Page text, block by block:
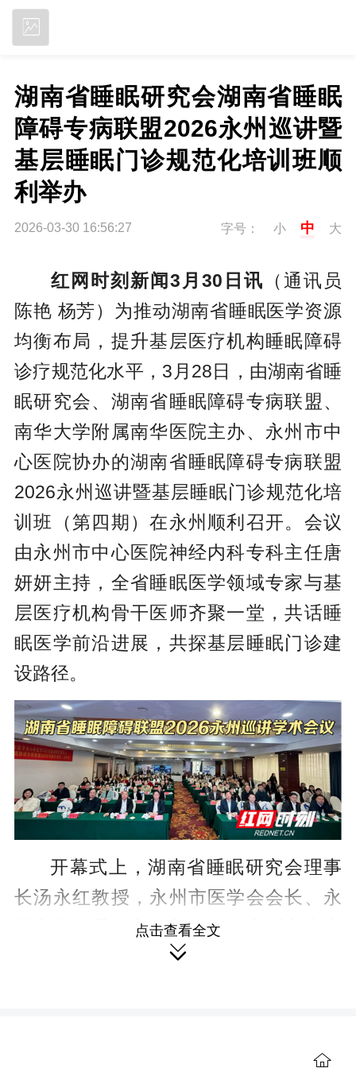
湖南省睡眠研究会湖南省睡眠
障碍专病联盟2026永州巡讲暨
基层睡眠门诊规范化培训班顺
利举办
2026-03-30 16:56:27 字号： 小 中 大
红网时刻新闻3月30日讯 （通讯员
陈艳 杨芳）为推动湖南省睡眠医学资源
均衡布局，提升基层医疗机构睡眠障碍
诊疗规范化水平，3月28日，由湖南省睡
眠研究会、湖南省睡眠障碍专病联盟、
南华大学附属南华医院主办、永州市中
心医院协办的湖南省睡眠障碍专病联盟
2026永州巡讲暨基层睡眠门诊规范化培
训班（第四期）在永州顺利召开。会议
由永州市中心医院神经内科专科主任唐
妍妍主持，全省睡眠医学领域专家与基
层医疗机构骨干医师齐聚一堂，共话睡
眠医学前沿进展，共探基层睡眠门诊建
设路径。
开幕式上，湖南省睡眠研究会理事
长汤永红教授，永州市医学会会长、永
州市卫健委副主任姜德红，永州市中心
医院院长唐朝晖，永州市中心医院党委
本次活动旨在推动省级睡眠诊疗技术与
点击查看全文
